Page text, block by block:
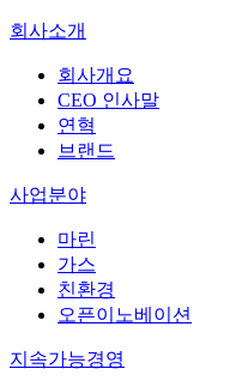
회사소개
회사개요
CEO 인사말
연혁
브랜드
사업분야
마린
가스
친환경
오픈이노베이션
지속가능경영